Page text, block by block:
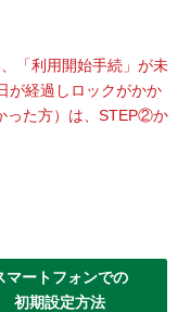
「利用開始手続」が未
が経過しロックがかか
った方）は、STEP②か
マートフォンでの
初期設定方法